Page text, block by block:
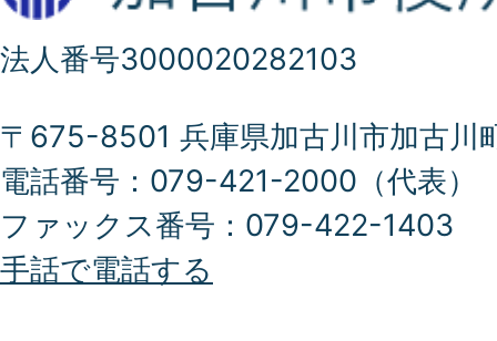
法人番号3000020282103
〒675-8501 兵庫県加古川市加古川
電話番号：079-421-2000（代表）
ファックス番号：079-422-1403
手話で電話する